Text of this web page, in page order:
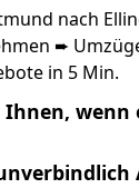
nach
➨
in 5 Min.
wenn